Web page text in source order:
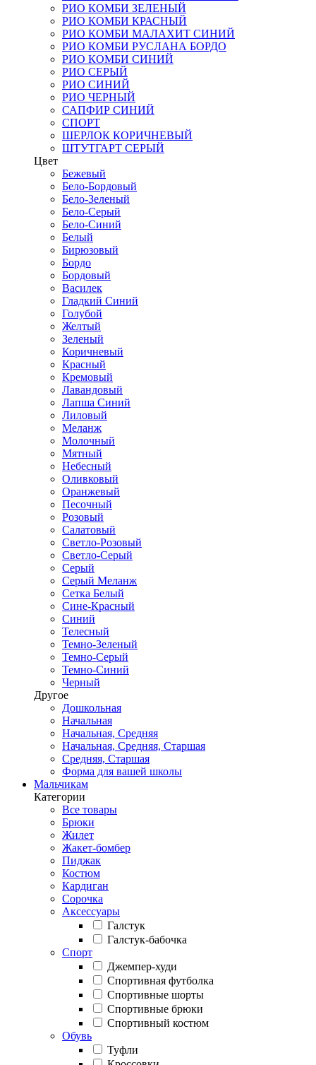
РИО КОМБИ ЗЕЛЕНЫЙ
РИО КОМБИ КРАСНЫЙ
РИО КОМБИ МАЛАХИТ СИНИЙ
РИО КОМБИ РУСЛАНА БОРДО
РИО КОМБИ СИНИЙ
РИО СЕРЫЙ
РИО СИНИЙ
РИО ЧЕРНЫЙ
САПФИР СИНИЙ
СПОРТ
ШЕРЛОК КОРИЧНЕВЫЙ
ШТУТГАРТ СЕРЫЙ
Цвет
Бежевый
Бело-Бордовый
Бело-Зеленый
Бело-Серый
Бело-Синий
Белый
Бирюзовый
Бордо
Бордовый
Василек
Гладкий Синий
Голубой
Желтый
Зеленый
Коричневый
Красный
Кремовый
Лавандовый
Лапша Синий
Лиловый
Меланж
Молочный
Мятный
Небесный
Оливковый
Оранжевый
Песочный
Розовый
Салатовый
Светло-Розовый
Светло-Серый
Серый
Серый Меланж
Сетка Белый
Сине-Красный
Синий
Телесный
Темно-Зеленый
Темно-Серый
Темно-Синий
Черный
Другое
Дошкольная
Начальная
Начальная, Средняя
Начальная, Средняя, Старшая
Средняя, Старшая
Форма для вашей школы
Мальчикам
Категории
Все товары
Брюки
Жилет
Жакет-бомбер
Пиджак
Костюм
Кардиган
Сорочка
Аксессуары
Галстук
Галстук-бабочка
Спорт
Джемпер-худи
Спортивная футболка
Спортивные шорты
Спортивные брюки
Спортивный костюм
Обувь
Туфли